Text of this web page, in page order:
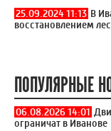
25.09.2024 11:13 В
восстановлением
ПОПУЛЯРНЫЕ
06.08.2026 14:01
ограничат в Иванове